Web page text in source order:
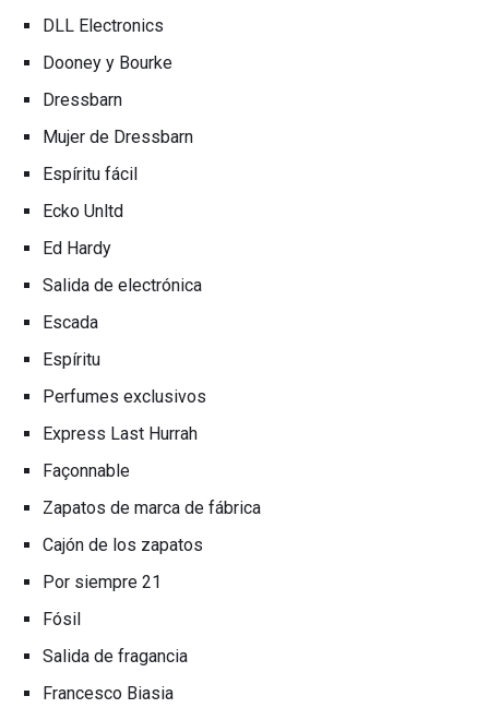
DLL Electronics
Dooney y Bourke
Dressbarn
Mujer de Dressbarn
Espíritu fácil
Ecko Unltd
Ed Hardy
Salida de electrónica
Escada
Espíritu
Perfumes exclusivos
Express Last Hurrah
Façonnable
Zapatos de marca de fábrica
Cajón de los zapatos
Por siempre 21
Fósil
Salida de fragancia
Francesco Biasia